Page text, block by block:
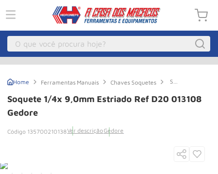
O que você procura hoje?
Ferramentas Manuais Chaves Soquetes
Soquete
9,0mm
Estriado
Soquete 1/4x 9,0mm Estriado Ref D20 013108
Gedore
135700210138Ver descriçãoGedore
3 º Macaco Hidraulico